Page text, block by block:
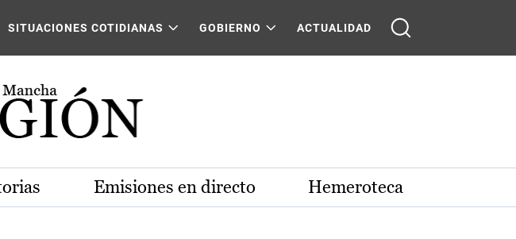
SITUACIONES COTIDIANAS GOBIERNO ACTUALIDAD
Emisiones en directo Hemeroteca